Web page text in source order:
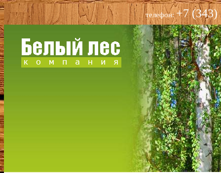
телефон:+7 (343)